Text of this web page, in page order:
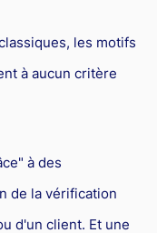
les motifs
à aucun critère
à des
de la vérification
d'un client. Et une